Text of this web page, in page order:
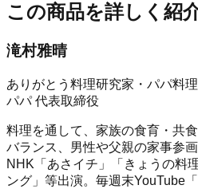
この商品を詳しく紹
滝村雅晴
ありがとう料理研究家・パパ料
パパ 代表取締役
料理を通して、家族の食育・共
バランス、男性や父親の家事参
NHK「あさイチ」「きょうの料
ング」等出演。毎週末YouTube